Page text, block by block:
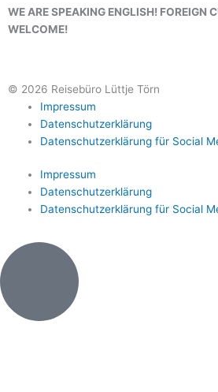
m
WE ARE SPEAKING ENGLISH! FOREIGN
WELCOME!
© 2026 Reisebüro Lüttje Törn
Impressum
Datenschutzerklärung
Datenschutzerklärung für Social
Impressum
Datenschutzerklärung
Datenschutzerklärung für Social